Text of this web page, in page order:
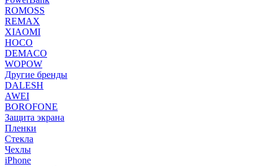
ROMOSS
REMAX
XIAOMI
HOCO
DEMACO
WOPOW
Другие бренды
DALESH
AWEI
BOROFONE
Защита экрана
Пленки
Стекла
Чехлы
iPhone